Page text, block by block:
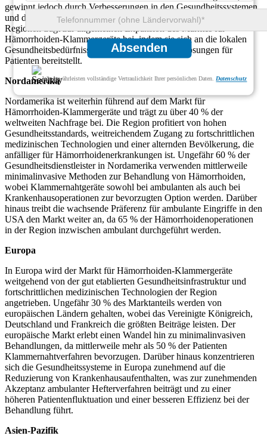
Absenden
Wir gewährleisten vollständige Vertraulichkeit Ihrer persönlichen Daten. Datenschutz
gewinnt jedoch durch Verbesserungen in den Gesundheitssystemen
und den zunehmenden Medizintourismus an Bedeutung. Jede dieser
Regionen trägt zur allgemeinen Expansion des Marktes für
Hämorrhoiden-Klammergeräte bei, indem sie sich an die lokalen
Gesundheitsbedürfnisse anpasst und wirksame Lösungen für
Patienten bereitstellt.
Nordamerika
Nordamerika ist weiterhin führend auf dem Markt für
Hämorrhoiden-Klammergeräte und trägt zu über 40 % der
weltweiten Nachfrage bei. Die Region profitiert von hohen
Gesundheitsstandards, weitreichendem Zugang zu fortschrittlichen
medizinischen Technologien und einer alternden Bevölkerung, die
anfälliger für Hämorrhoidenerkrankungen ist. Ungefähr 60 % der
Gesundheitsdienstleister in Nordamerika verwenden mittlerweile
minimalinvasive Methoden zur Behandlung von Hämorrhoiden,
wobei Klammernahtgeräte sowohl bei ambulanten als auch bei
Krankenhausoperationen zur bevorzugten Option werden. Darüber
hinaus treibt die wachsende Präferenz für ambulante Eingriffe in den
USA den Markt weiter an, da 65 % der Hämorrhoidenoperationen
in der Region inzwischen ambulant durchgeführt werden.
Europa
In Europa wird der Markt für Hämorrhoiden-Klammergeräte
weitgehend von der gut etablierten Gesundheitsinfrastruktur und
fortschrittlichen medizinischen Technologien der Region
angetrieben. Ungefähr 30 % des Marktanteils werden von
europäischen Ländern gehalten, wobei das Vereinigte Königreich,
Deutschland und Frankreich die größten Beiträge leisten. Der
europäische Markt erlebt einen Wandel hin zu minimalinvasiven
Behandlungen, da mittlerweile mehr als 50 % der Patienten
Klammernahtverfahren bevorzugen. Darüber hinaus konzentrieren
sich die Gesundheitssysteme in Europa zunehmend auf die
Reduzierung von Krankenhausaufenthalten, was zur zunehmenden
Akzeptanz ambulanter Hefterverfahren beiträgt und zu einer
höheren Patientenfluktuation und einer besseren Effizienz bei der
Behandlung führt.
Asien-Pazifik